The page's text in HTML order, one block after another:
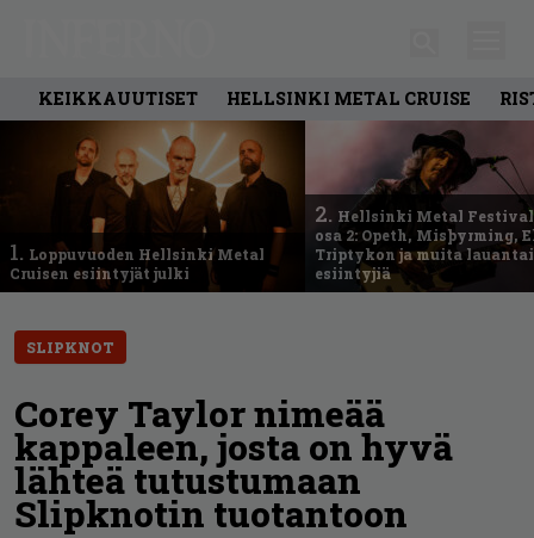
KEIKKAUUTISET HELLSINKI METAL CRUISE
1. Loppuvuoden Hellsinki Metal
Cruisen esiintyjät julki
2. Hellsinki Metal
osa 2: Opeth, Misþyrming,
Triptykon ja muita
esiintyjiä
SLIPKNOT
Corey Taylor nimeää
kappaleen, josta on hyvä
lähteä tutustumaan
Slipknotin tuotantoon